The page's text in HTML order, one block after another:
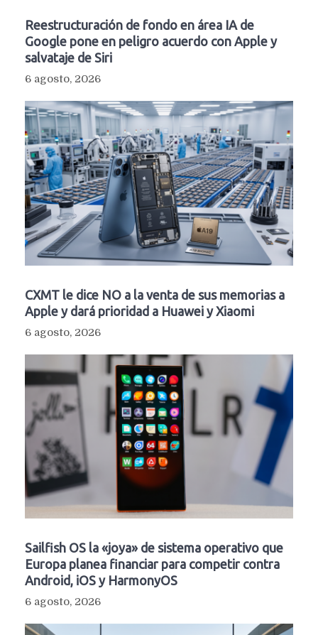
Reestructuración de fondo en área IA de
Google pone en peligro acuerdo con Apple y
salvataje de Siri
6 agosto, 2026
CXMT le dice NO a la venta de sus memorias a
Apple y dará prioridad a Huawei y Xiaomi
6 agosto, 2026
Sailfish OS la «joya» de sistema operativo que
Europa planea financiar para competir contra
Android, iOS y HarmonyOS
6 agosto, 2026